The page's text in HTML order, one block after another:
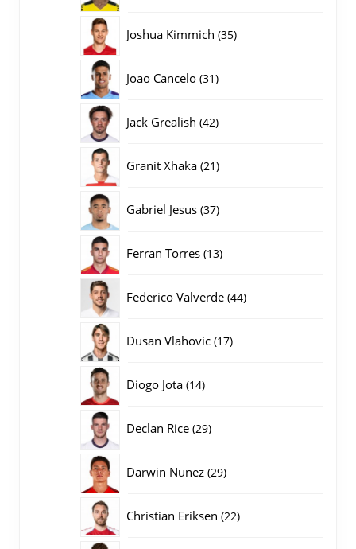
Joshua Kimmich 3535
Joao Cancelo 3131
Jack Grealish 4242
Granit Xhaka 2121
Gabriel Jesus 3737
Ferran Torres 1313
Federico Valverde 4444
Dusan Vlahovic 1717
Diogo Jota 1414
Declan Rice 2929
Darwin Nunez 2929
Christian Eriksen 2222